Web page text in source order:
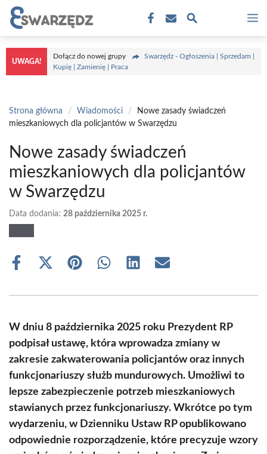
Przejdź
treści
UWAGA!
Dołącz do nowej grupy
Swarzędz - Ogłoszenia | Sprzedam |
Kupię | Zamienię | Praca
Strona główna / Wiadomości /
Nowe zasady świadczeń
mieszkaniowych dla policjantów w Swarzędzu
Nowe zasady świadczeń
mieszkaniowych dla policjantów
w Swarzędzu
Data dodania: 28 października 2025 r.
Share
Share
(Twitter)
Share Share Share Share
W dniu 8 października 2025 roku Prezydent RP
podpisał ustawę, która wprowadza zmiany w
zakresie zakwaterowania policjantów oraz innych
funkcjonariuszy służb mundurowych. Umożliwi to
lepsze zabezpieczenie potrzeb mieszkaniowych
stawianych przez funkcjonariuszy. Wkrótce po tym
wydarzeniu, w Dzienniku Ustaw RP opublikowano
odpowiednie rozporządzenie, które precyzuje wzory